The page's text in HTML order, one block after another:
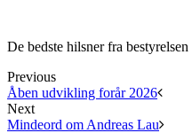
De bedste hilsner fra bestyrelsen
Previous
Åben udvikling forår 2026
Next
Mindeord om Andreas Lau